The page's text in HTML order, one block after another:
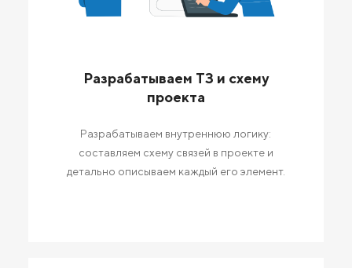
Разрабатываем ТЗ и схему
проекта
Разрабатываем внутреннюю логику:
составляем схему связей в проекте и
детально описываем каждый его элемент.